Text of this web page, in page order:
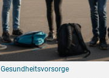
Gesundheitsvorsorge